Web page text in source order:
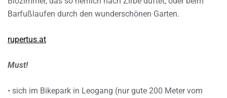
Barfußlaufen durch den wunderschönen Garten.
rupertus.at
Must!
• sich im Bikepark in Leogang (nur gute 200 Meter vom